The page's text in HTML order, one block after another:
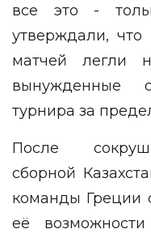
все это -
утверждали, что
матчей легли
вынужденные
турнира за
После
сборной
команды Греции
её